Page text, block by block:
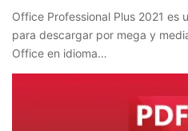
Office Professional Plus 2021 es
para descargar por mega y
Office en idioma…